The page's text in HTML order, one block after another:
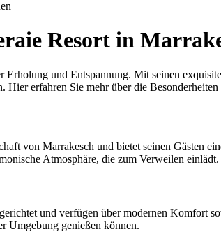
Resort in
und Entspannung. Mit seinen
erfahren Sie mehr über die Besonderheiten
von Marrakesch und bietet seinen Gästen
Atmosphäre, die zum Verweilen einlädt.
und verfügen über modernen Komfort
Umgebung genießen können.